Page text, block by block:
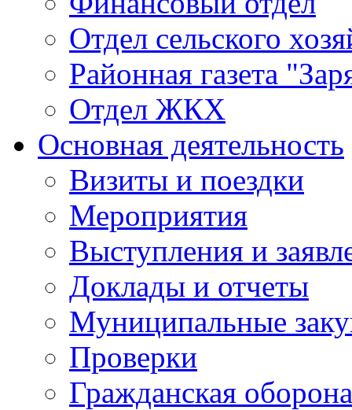
Отдел сельского
Районная газета
Отдел ЖКХ
Основная деятельность
Визиты и поездки
Мероприятия
Выступления и
Доклады и отчеты
Муниципальные
Проверки
Гражданская